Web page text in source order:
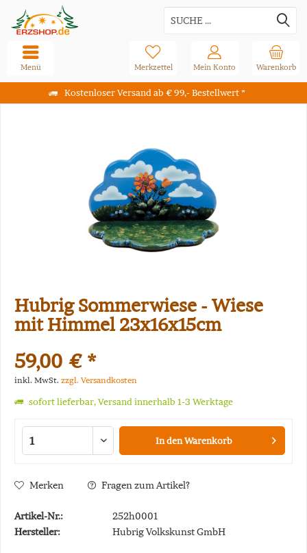
Kostenloser Versand ab € 99,- Bestellwert *
Warenkorb
Merkzettel Mein Konto
Menü
Hubrig Sommerwiese - Wiese
mit Himmel 23x16x15cm
59,00 € *
inkl. MwSt. zzgl. Versandkosten
sofort lieferbar, Versand innerhalb 1-3 Werktage
In denWarenkorb
Merken Fragen zum Artikel?
Artikel-Nr.:
252h0001
Hersteller:
Hubrig Volkskunst GmbH